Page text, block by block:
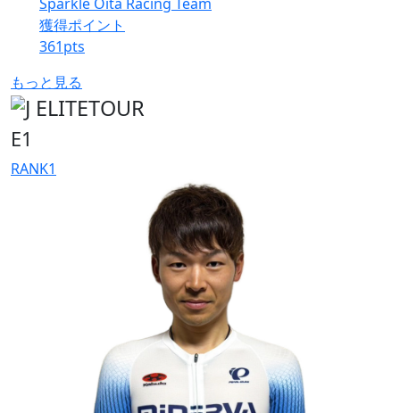
獲得ポイント
361pts
もっと見る
E1
RANK1